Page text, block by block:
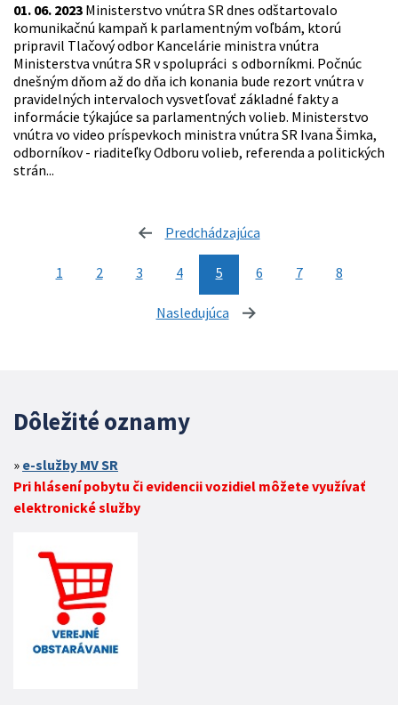
01. 06. 2023 Ministerstvo vnútra SR dnes odštartovalo
komunikačnú kampaň k parlamentným voľbám, ktorú
pripravil Tlačový odbor Kancelárie ministra vnútra
Ministerstva vnútra SR v spolupráci s odborníkmi. Počnúc
dnešným dňom až do dňa ich konania bude rezort vnútra v
pravidelných intervaloch vysvetľovať základné fakty a
informácie týkajúce sa parlamentných volieb. Ministerstvo
vnútra vo video príspevkoch ministra vnútra SR Ivana Šimka,
odborníkov - riaditeľky Odboru volieb, referenda a politických
strán...
Predchádzajúca
1 2 3 4 5 6 7 8
Nasledujúca stránka
Dôležité oznamy
e-služby MV SR
Pri hlásení pobytu či evidencii vozidiel môžete využívať
elektronické služby